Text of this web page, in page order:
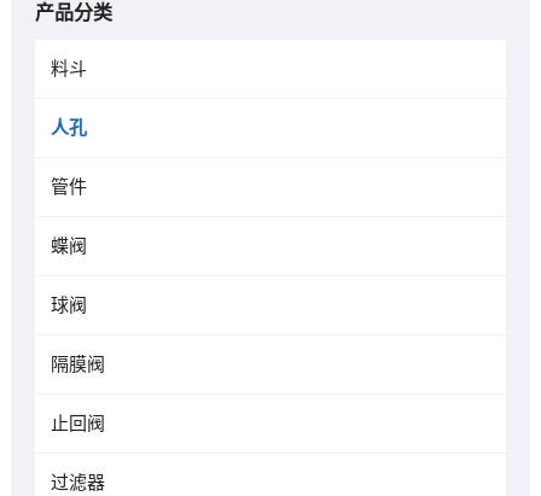
产品分类
料斗
人孔
管件
蝶阀
球阀
隔膜阀
止回阀
过滤器